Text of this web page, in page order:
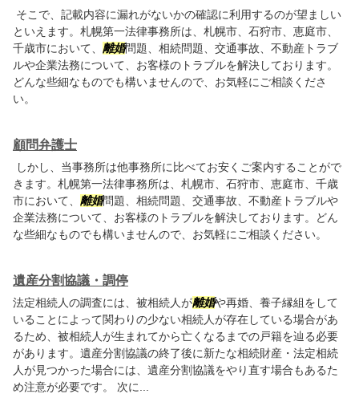
そこで、記載内容に漏れがないかの確認に利用するのが望ましい
といえます。札幌第一法律事務所は、札幌市、石狩市、恵庭市、
千歳市において、 離婚問題、相続問題、交通事故、不動産トラブ
ルや企業法務について、お客様のトラブルを解決しております。
どんな些細なものでも構いませんので、お気軽にご相談くださ
い。
顧問弁護士
しかし、当事務所は他事務所に比べてお安くご案内することがで
きます。札幌第一法律事務所は、札幌市、石狩市、恵庭市、千歳
市において、 離婚問題、相続問題、交通事故、不動産トラブルや
企業法務について、お客様のトラブルを解決しております。どん
な些細なものでも構いませんので、お気軽にご相談ください。
遺産分割協議・調停
法定相続人の調査には、被相続人が離婚や再婚、養子縁組をして
いることによって関わりの少ない相続人が存在している場合があ
るため、被相続人が生まれてから亡くなるまでの戸籍を辿る必要
があります。遺産分割協議の終了後に新たな相続財産・法定相続
人が見つかった場合には、遺産分割協議をやり直す場合もあるた
め注意が必要です。 次に...